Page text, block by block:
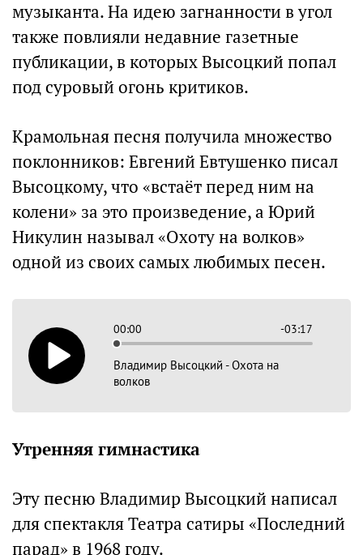
музыканта. На идею загнанности в угол
также повлияли недавние газетные
публикации, в которых Высоцкий попал
под суровый огонь критиков.
Крамольная песня получила множество
поклонников: Евгений Евтушенко писал
Высоцкому, что «встаёт перед ним на
колени» за это произведение, а Юрий
Никулин называл «Охоту на волков»
одной из своих самых любимых песен.
00:00 -03:17
Владимир Высоцкий - Охота на
волков
Утренняя гимнастика
Эту песню Владимир Высоцкий написал
для спектакля Театра сатиры «Последний
парад» в 1968 году.